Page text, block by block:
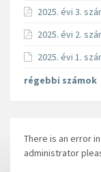
2025. évi 3.
2025. évi 2.
2025. évi 1.
régebbi számok
There is an error
administrator